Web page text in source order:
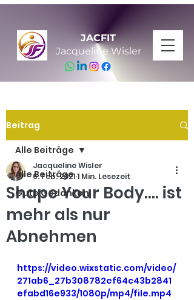
JACFIT
Jacqueline Wisler
Beitrag
Alle Beiträge
Gute Gedanken
Alle Beiträge
Shape Your Body.... ist
mehr als nur
Abnehmen
Jacqueline Wisler
6. Feb. 20211 Min. Lesezeit
https://video.wixstatic.com/video/
271ab6_27b308782ef64c43b2841
efabd16e933/1080p/mp4/file.mp4